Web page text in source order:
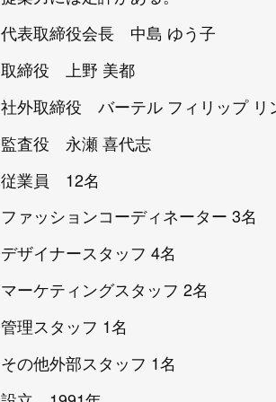
代表取締役会長 中島 ゆう子
取締役 上野 美都
社外取締役 バーテル フィリップ リ
監査役 永瀬 喜代志
従業員 12名
ファッションコーディネーター 3名
デザイナースタッフ 4名
マーケティングスタッフ 2名
管理スタッフ 1名
その他外部スタッフ 1名